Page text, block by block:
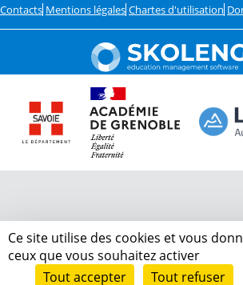
Contacts Mentions légales Chartes d'utilisation
Ce site utilise des cookies et vous
ceux que vous souhaitez activer
Tout accepter
Tout refuser